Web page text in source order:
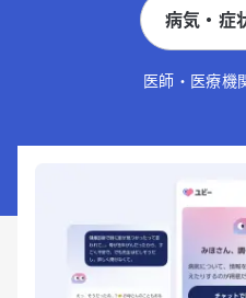
病気・症
医師・医療機